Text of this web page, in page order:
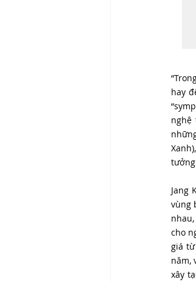
hay
nghệ
Jang
vùng
cho
giá
năm,
xây